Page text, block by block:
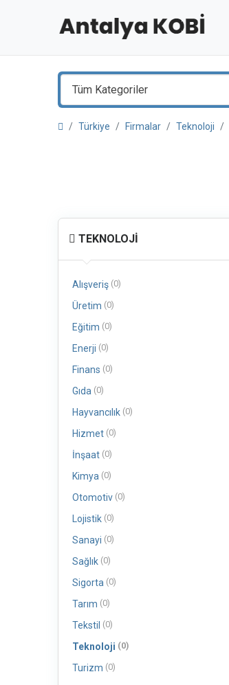
Tüm Kategoriler
Türkiye Firmalar Teknoloji
TEKNOLOJI
Alışveriş (0)
Üretim (0)
Eğitim (0)
Enerji (0)
Finans (0)
Gıda (0)
Hayvancılık (0)
Hizmet (0)
İnşaat (0)
Kimya (0)
Otomotiv (0)
Lojistik (0)
Sanayi (0)
Sağlık (0)
Sigorta (0)
Tarım (0)
Tekstil (0)
Teknoloji (0)
Turizm (0)